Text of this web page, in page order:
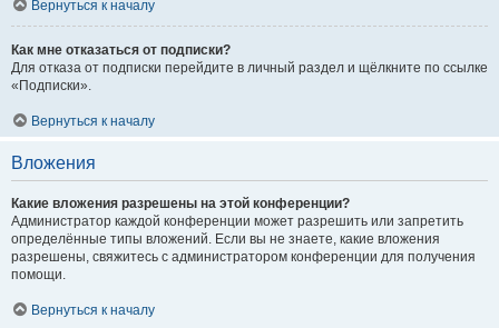
Вернуться к началу
Как мне отказаться от подписки?
Для отказа от подписки перейдите в личный раздел и щёлкните по ссылке
«Подписки».
Вернуться к началу
Вложения
Какие вложения разрешены на этой конференции?
Администратор каждой конференции может разрешить или запретить
определённые типы вложений. Если вы не знаете, какие вложения
разрешены, свяжитесь с администратором конференции для получения
помощи.
Вернуться к началу